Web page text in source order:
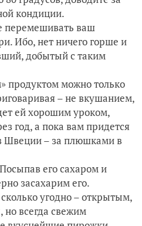
кондиции.
перемешивать ваш
Ибо, нет ничего горше и
добытый с таким
продуктом можно только
– не вкушанием,
ей хорошим уроком,
год, а пока вам придется
Швеции – за плюшками в
его сахаром и
засахарим его.
угодно – открытым,
всегда свежим